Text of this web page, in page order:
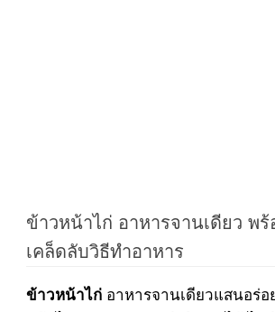
ข้าวหน้าไก่ อาหารจานเดียว พ
เคล็ดลับวิธีทำอาหาร
ข้าวหน้าไก่อาหารจานเดียวแสนอร่อ